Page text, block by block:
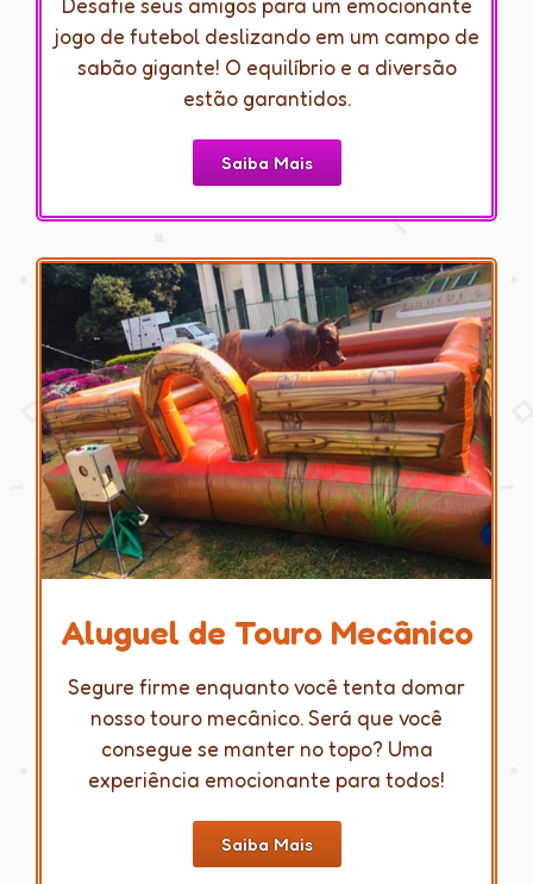
Desafie seus amigos para um emocionante
jogo de futebol deslizando em um campo de
sabão gigante! O equilíbrio e a diversão
estão garantidos.
Saiba Mais
Aluguel de Touro Mecânico
Segure firme enquanto você tenta domar
nosso touro mecânico. Será que você
consegue se manter no topo? Uma
experiência emocionante para todos!
Saiba Mais